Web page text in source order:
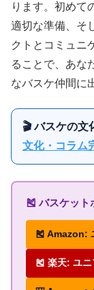
ります。初めて
適切な準備、そ
クトとコミュニ
ることで、あな
なバスケ仲間に
🎬 バスケの
文化・コラム
🎽 バスケッ
🎽 Amazon:
🎽 楽天: ユ